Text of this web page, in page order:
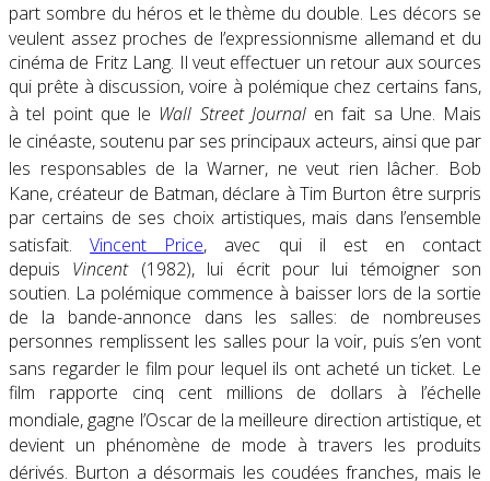
part sombre du héros et le thème du double. Les décors se
veulent assez proches de l’expressionnisme allemand et du
cinéma de Fritz Lang. Il veut effectuer un retour aux sources
qui prête à discussion, voire à polémique chez certains fans,
à tel point que le Wall Street Journalen fait sa Une. Mais
le cinéaste, soutenu par ses principaux acteurs, ainsi que par
les responsables de la Warner, ne veut rien lâcher. Bob
Kane, créateur de Batman, déclare à Tim Burton être surpris
par certains de ses choix artistiques, mais dans l’ensemble
satisfait.Vincent Price, avec qui il est en contact
depuis Vincent(1982), lui écrit pour lui témoigner son
soutien. La polémique commence à baisser lors de la sortie
de la bande-annonce dans les salles: de nombreuses
personnes remplissent les salles pour la voir, puis s’en vont
sans regarder le film pour lequel ils ont acheté un ticket. Le
film rapporte cinq cent millions de dollars à l’échelle
mondiale, gagne l’Oscar de la meilleure direction artistique, et
devient un phénomène de mode à travers les produits
dérivés. Burton a désormais les coudées franches, mais le